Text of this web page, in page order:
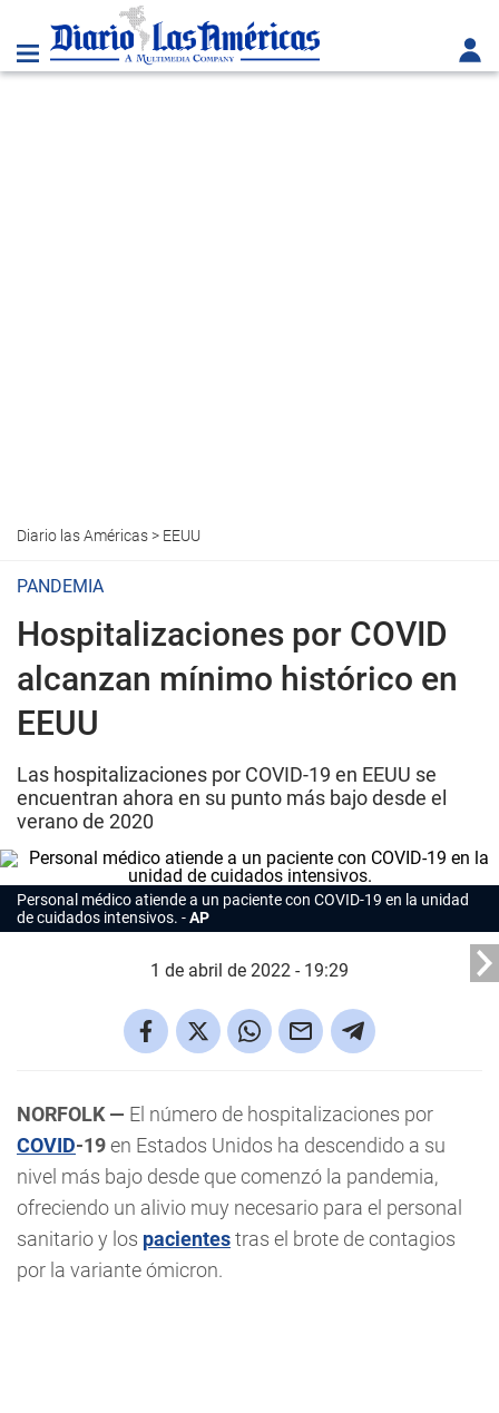
Diario las Américas> EEUU
PANDEMIA
Hospitalizaciones por COVID
alcanzan mínimo histórico en
EEUU
Las hospitalizaciones por COVID-19 en EEUU se
encuentran ahora en su punto más bajo desde el
verano de 2020
Personal médico atiende a un paciente con COVID-19 en la unidad
de cuidados intensivos.
AP
1 de abril de 2022 - 19:29
NORFOLK — El número de hospitalizaciones por
COVID-19en Estados Unidos ha descendido a su
nivel más bajo desde que comenzó la pandemia,
ofreciendo un alivio muy necesario para el personal
sanitario y los pacientestras el brote de contagios
por la variante ómicron.